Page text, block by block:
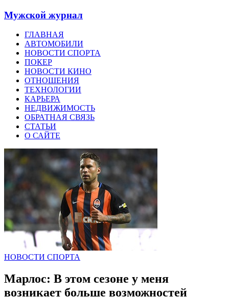
Мужской журнал
ГЛАВНАЯ
АВТОМОБИЛИ
НОВОСТИ СПОРТА
ПОКЕР
НОВОСТИ КИНО
ОТНОШЕНИЯ
ТЕХНОЛОГИИ
КАРЬЕРА
НЕДВИЖИМОСТЬ
ОБРАТНАЯ СВЯЗЬ
СТАТЬИ
О САЙТЕ
НОВОСТИ СПОРТА
Марлос: В этом сезоне у меня
возникает больше возможностей